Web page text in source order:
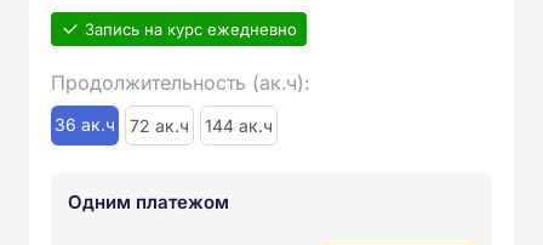
Запись на курс ежедневно
Продолжительность (ак.ч):
36 ак.ч 72 ак.ч 144 ак.ч
Одним платежом